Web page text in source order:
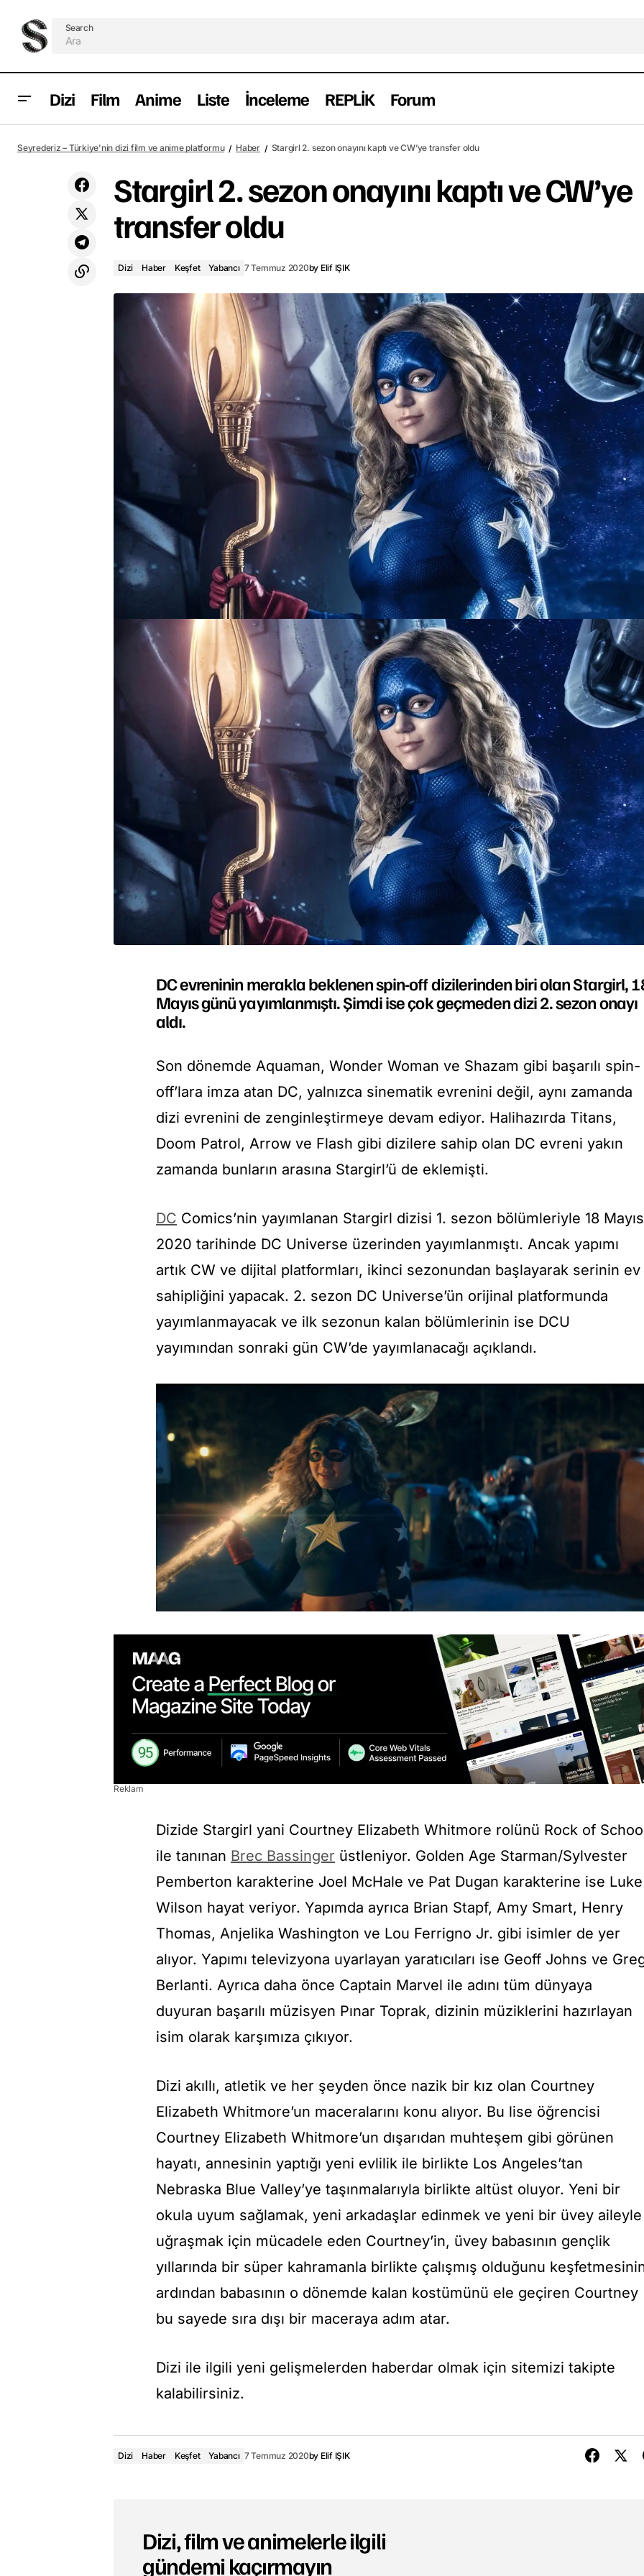
Search
Dizi Film Anime Liste İnceleme REPLİK Forum
Ekim 2020’de geliyor
Dizi Haber Keşfet Yabancı Stargirl 2. sezon onayını kaptı ve CW’ye
Seyrederiz – Türkiye'nin dizi film ve anime platformu Haber Stargirl 2. sezon onayını kaptı ve CW’ye transfer oldu
Stargirl 2. sezon onayını kaptı ve CW’ye
transfer oldu
Dizi Haber Keşfet Yabancı 7 Temmuz 2020by Elif IŞIK
DC evreninin merakla beklenen spin-off dizilerinden biri olan Stargirl,
Mayıs günü yayımlanmıştı. Şimdi ise çok geçmeden dizi 2. sezon onayı
aldı.
Son dönemde Aquaman, Wonder Woman ve Shazam gibi başarılı spin-
off’lara imza atan DC, yalnızca sinematik evrenini değil, aynı zamanda
dizi evrenini de zenginleştirmeye devam ediyor. Halihazırda Titans,
Doom Patrol, Arrow ve Flash gibi dizilere sahip olan DC evreni yakın
zamanda bunların arasına Stargirl’ü de eklemişti.
DC Comics’nin yayımlanan Stargirl dizisi 1. sezon bölümleriyle 18 Mayıs
2020 tarihinde DC Universe üzerinden yayımlanmıştı. Ancak yapımı
artık CW ve dijital platformları, ikinci sezonundan başlayarak serinin ev
sahipliğini yapacak. 2. sezon DC Universe’ün orijinal platformunda
yayımlanmayacak ve ilk sezonun kalan bölümlerinin ise DCU
yayımından sonraki gün CW’de yayımlanacağı açıklandı.
Reklam
Dizide Stargirl yani Courtney Elizabeth Whitmore rolünü Rock of
ile tanınan Brec Bassinger üstleniyor. Golden Age Starman/Sylvester
Pemberton karakterine Joel McHale ve Pat Dugan karakterine ise Luke
Wilson hayat veriyor. Yapımda ayrıca Brian Stapf, Amy Smart, Henry
Thomas, Anjelika Washington ve Lou Ferrigno Jr. gibi isimler de yer
alıyor. Yapımı televizyona uyarlayan yaratıcıları ise Geoff Johns ve
Berlanti. Ayrıca daha önce Captain Marvel ile adını tüm dünyaya
duyuran başarılı müzisyen Pınar Toprak, dizinin müziklerini hazırlayan
isim olarak karşımıza çıkıyor.
Dizi akıllı, atletik ve her şeyden önce nazik bir kız olan Courtney
Elizabeth Whitmore’un maceralarını konu alıyor. Bu lise öğrencisi
Courtney Elizabeth Whitmore’un dışarıdan muhteşem gibi görünen
hayatı, annesinin yaptığı yeni evlilik ile birlikte Los Angeles’tan
Nebraska Blue Valley’ye taşınmalarıyla birlikte altüst oluyor. Yeni bir
okula uyum sağlamak, yeni arkadaşlar edinmek ve yeni bir üvey aileyle
uğraşmak için mücadele eden Courtney’in, üvey babasının gençlik
yıllarında bir süper kahramanla birlikte çalışmış olduğunu
ardından babasının o dönemde kalan kostümünü ele geçiren Courtney
bu sayede sıra dışı bir maceraya adım atar.
Dizi ile ilgili yeni gelişmelerden haberdar olmak için sitemizi takipte
kalabilirsiniz.
Dizi Haber Keşfet Yabancı 7 Temmuz 2020by Elif IŞIK
Dizi, film ve animelerle ilgili
gündemi kaçırmayın